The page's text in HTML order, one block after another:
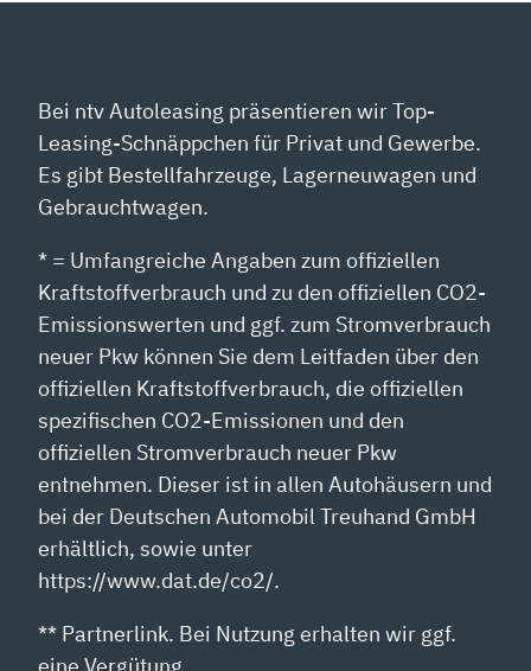
Bei ntv Autoleasing präsentieren wir Top-
Leasing-Schnäppchen für Privat und Gewerbe.
Es gibt Bestellfahrzeuge, Lagerneuwagen und
Gebrauchtwagen.
* = Umfangreiche Angaben zum offiziellen
Kraftstoffverbrauch und zu den offiziellen CO2-
Emissionswerten und ggf. zum Stromverbrauch
neuer Pkw können Sie dem Leitfaden über den
offiziellen Kraftstoffverbrauch, die offiziellen
spezifischen CO2-Emissionen und den
offiziellen Stromverbrauch neuer Pkw
entnehmen. Dieser ist in allen Autohäusern und
bei der Deutschen Automobil Treuhand GmbH
erhältlich, sowie unter
https://www.dat.de/co2/.
** Partnerlink. Bei Nutzung erhalten wir ggf.
eine Vergütung.